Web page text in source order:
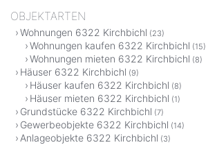
OBJEKTARTEN
Wohnungen 6322 Kirchbichl (23)
Wohnungen kaufen 6322 Kirchbichl (15)
Wohnungen mieten 6322 Kirchbichl (8)
Häuser 6322 Kirchbichl (9)
Häuser kaufen 6322 Kirchbichl (8)
Häuser mieten 6322 Kirchbichl (1)
Grundstücke 6322 Kirchbichl (7)
Gewerbeobjekte 6322 Kirchbichl (14)
Anlageobjekte 6322 Kirchbichl (3)